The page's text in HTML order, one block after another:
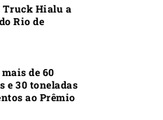
Truck Hialu a
Rio de
de 60
e 30 toneladas
ao Prêmio